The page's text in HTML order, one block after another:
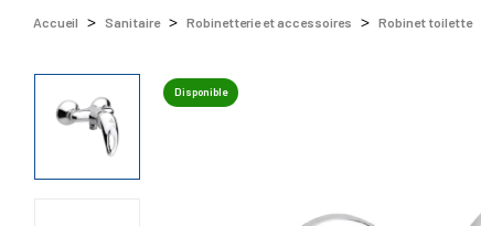
Accueil Sanitaire Robinetterie et accessoires Robinet toilette
Disponible